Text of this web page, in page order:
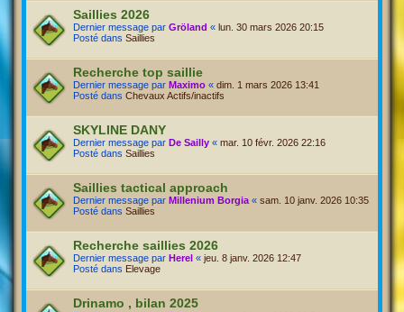
Saillies 2026
Dernier message par Gröland « lun. 30 mars 2026 20:15
Posté dans Saillies
Recherche top saillie
Dernier message par Maximo « dim. 1 mars 2026 13:41
Posté dans Chevaux Actifs/inactifs
SKYLINE DANY
Dernier message par De Sailly « mar. 10 févr. 2026 22:16
Posté dans Saillies
Saillies tactical approach
Dernier message par Millenium Borgia « sam. 10 janv. 2026 10:35
Posté dans Saillies
Recherche saillies 2026
Dernier message par Herel « jeu. 8 janv. 2026 12:47
Posté dans Elevage
Drinamo , bilan 2025